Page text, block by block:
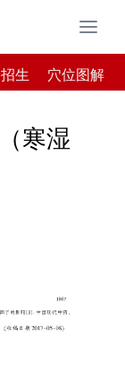
T
o
g
g
生 穴位图解
寒湿